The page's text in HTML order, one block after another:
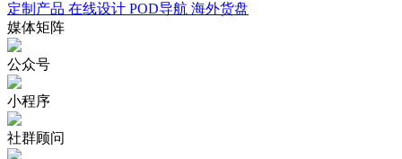
定制产品 在线设计 POD导航 海外货盘
媒体矩阵
公众号
小程序
社群顾问